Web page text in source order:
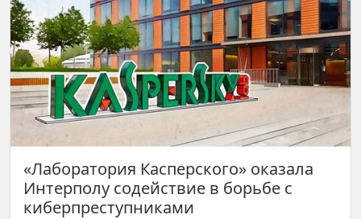
«Лаборатория Касперского» оказала
Интерполу содействие в борьбе с
киберпреступниками